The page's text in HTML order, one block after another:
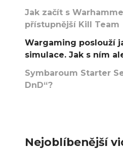
Jak začít s
přístupnější Kill Team
Wargaming poslouží
simulace. Jak s ním
Symbaroum Starter
DnD“?
Nejoblíbenější